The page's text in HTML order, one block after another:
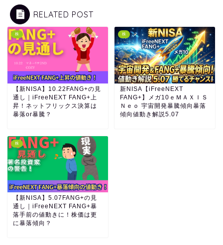
RELATED POST
株
【新NISA】10.22FANG+の見
通し｜iFreeNEXT FANG+上
昇！ネットフリックス決算は
暴落or暴騰？
株
新NISA【iFreeNEXT
FANG+】メガ10ｅＭＡＸＩＳ
Ｎｅｏ 宇宙開発暴騰傾向暴落
傾向値動き解説5.07
株
【新NISA】5.07FANG+の見
通し｜iFreeNEXT FANG+暴
落手前の値動きに！株価は更
に暴落傾向？